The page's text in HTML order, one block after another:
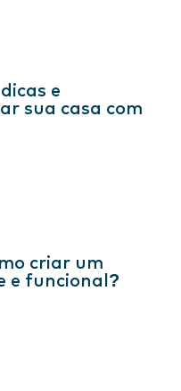
e
sua casa com
criar um
e funcional?